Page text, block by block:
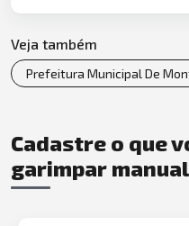
Veja também
Prefeitura Municipal De
Cadastre o que
garimpar